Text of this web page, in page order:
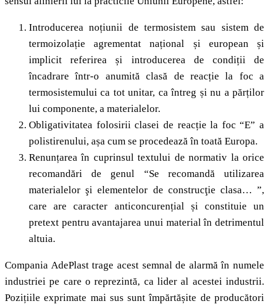
Introducerea noțiunii de termosistem sau sistem de
termoizolație agrementat național și european și
implicit referirea și introducerea de condiții de
încadrare într-o anumită clasă de reacție la foc a
termosistemului ca tot unitar, ca întreg și nu a părților
lui componente, a materialelor.
Obligativitatea folosirii clasei de reacție la foc “E” a
polistirenului, așa cum se procedează în toată Europa.
Renunțarea în cuprinsul textului de normativ la orice
recomandări de genul “Se recomandă utilizarea
materialelor şi elementelor de construcţie clasa… ”,
care are caracter anticoncurențial și constituie un
pretext pentru avantajarea unui material în detrimentul
altuia.
Compania AdePlast trage acest semnal de alarmă în numele
industriei pe care o reprezintă, ca lider al acestei industrii.
Pozițiile exprimate mai sus sunt împărtășite de producători